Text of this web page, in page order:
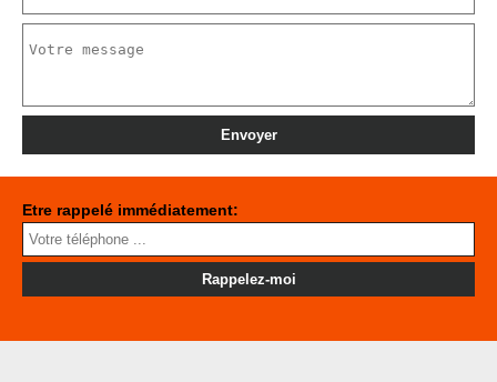
Etre rappelé immédiatement: